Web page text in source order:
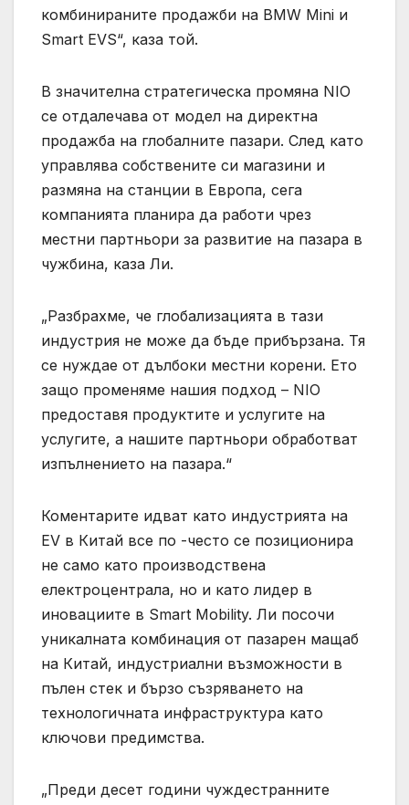
комбинираните продажби на BMW Mini и
Smart EVS“, каза той.
В значителна стратегическа промяна NIO
се отдалечава от модел на директна
продажба на глобалните пазари. След като
управлява собствените си магазини и
размяна на станции в Европа, сега
компанията планира да работи чрез
местни партньори за развитие на пазара в
чужбина, каза Ли.
„Разбрахме, че глобализацията в тази
индустрия не може да бъде прибързана. Тя
се нуждае от дълбоки местни корени. Ето
защо променяме нашия подход – NIO
предоставя продуктите и услугите на
услугите, а нашите партньори обработват
изпълнението на пазара.“
Коментарите идват като индустрията на
EV в Китай все по -често се позиционира
не само като производствена
електроцентрала, но и като лидер в
иновациите в Smart Mobility. Ли посочи
уникалната комбинация от пазарен мащаб
на Китай, индустриални възможности в
пълен стек и бързо съзряването на
технологичната инфраструктура като
ключови предимства.
„Преди десет години чуждестранните